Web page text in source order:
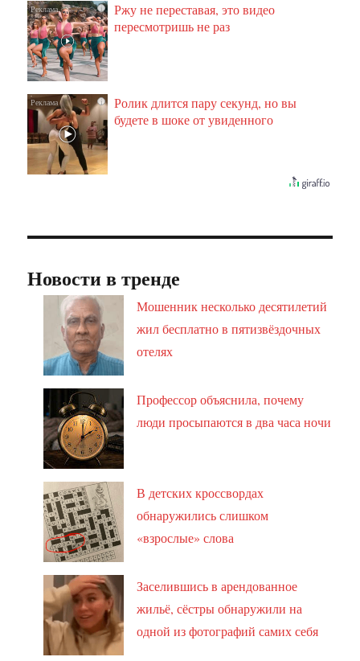
i
Ржу не переставая, это видео
пересмотришь не раз
i
Ролик длится пару секунд, но вы
будете в шоке от увиденного
Новости в тренде
Мошенник несколько десятилетий
жил бесплатно в пятизвёздочных
отелях
Профессор объяснила, почему
люди просыпаются в два часа ночи
В детских кроссвордах
обнаружились слишком
«взрослые» слова
Заселившись в арендованное
жильё, сёстры обнаружили на
одной из фотографий самих себя